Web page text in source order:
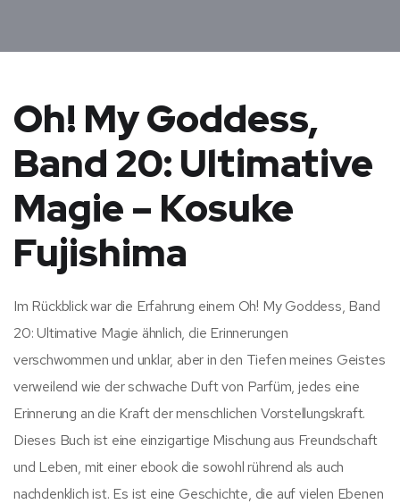
Oh! My Goddess,
Band 20: Ultimative
Magie – Kosuke
Fujishima
Im Rückblick war die Erfahrung einem Oh! My Goddess, Band
20: Ultimative Magie ähnlich, die Erinnerungen
verschwommen und unklar, aber in den Tiefen meines Geistes
verweilend wie der schwache Duft von Parfüm, jedes eine
Erinnerung an die Kraft der menschlichen Vorstellungskraft.
Dieses Buch ist eine einzigartige Mischung aus Freundschaft
und Leben, mit einer ebook die sowohl rührend als auch
nachdenklich ist. Es ist eine Geschichte, die auf vielen Ebenen